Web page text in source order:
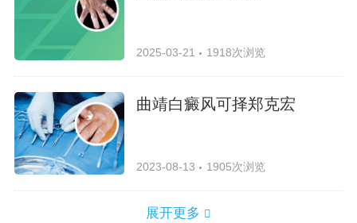
2025-03-21 1918次浏览
曲靖白癜风可择郑克宏
2023-08-13 1905次浏览
展开更多